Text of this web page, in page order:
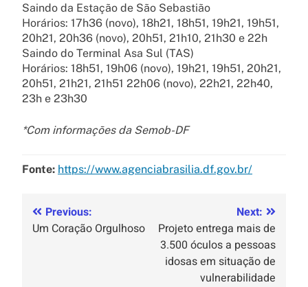
Saindo da Estação de São Sebastião
Horários: 17h36 (novo), 18h21, 18h51, 19h21, 19h51,
20h21, 20h36 (novo), 20h51, 21h10, 21h30 e 22h
Saindo do Terminal Asa Sul (TAS)
Horários: 18h51, 19h06 (novo), 19h21, 19h51, 20h21,
20h51, 21h21, 21h51 22h06 (novo), 22h21, 22h40,
23h e 23h30
*Com informações da Semob-DF
Fonte: https://www.agenciabrasilia.df.gov.br/
Previous:
Um Coração Orgulhoso
Next:
Projeto entrega mais de
3.500 óculos a pessoas
idosas em situação de
vulnerabilidade